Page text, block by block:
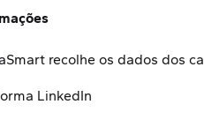
recolhe os dados
LinkedIn